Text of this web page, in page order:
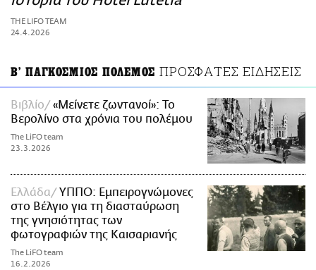
ΑΜΠΑ
PRINT
THE LIFO TEAM
24.4.2026
Β' ΠΑΓΚΟΣΜΙΟΣ ΠΟΛΕΜΟΣ ΠΡΟΣΦΑΤΕΣ ΕΙΔΗΣΕΙΣ
Βιβλίο
«Μείνετε ζωντανοί»: Το
Βερολίνο στα χρόνια του πολέμου
The LiFO team
23.3.2026
Ελλάδα
ΥΠΠΟ: Εμπειρογνώμονες
στο Βέλγιο για τη διασταύρωση
της γνησιότητας των
φωτογραφιών της Καισαριανής
The LiFO team
16.2.2026